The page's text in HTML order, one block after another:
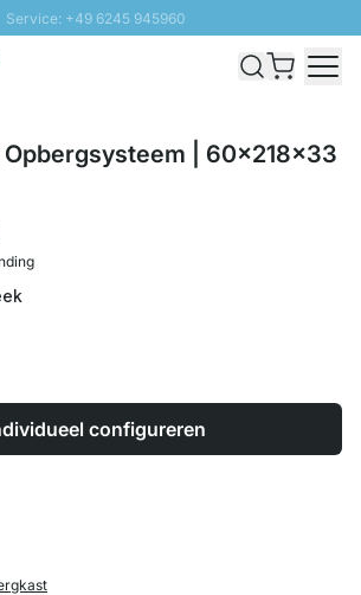
Service: +49 6245 945960
- Gratis verzending vanaf €100
Opbergsysteem | 60x218x33
configureren